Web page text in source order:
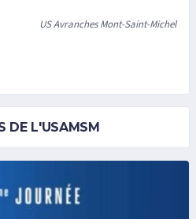
US Avranches Mont-Saint-Michel
DE L'USAMSM